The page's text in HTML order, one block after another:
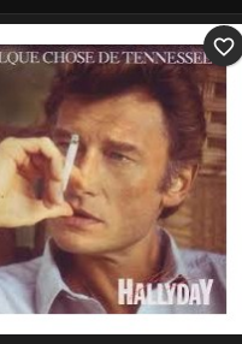
favorite_border